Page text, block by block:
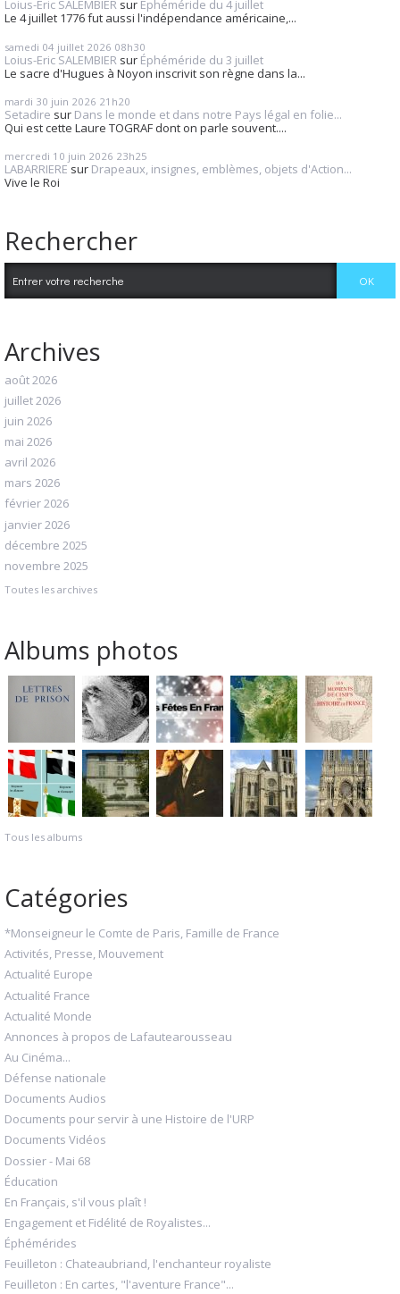
Loius-Eric SALEMBIER sur Éphéméride du 4 juillet
Le 4 juillet 1776 fut aussi l'indépendance américaine,...
samedi 04 juillet 2026 08h30
Loius-Eric SALEMBIER sur Éphéméride du 3 juillet
Le sacre d'Hugues à Noyon inscrivit son règne dans la...
mardi 30 juin 2026 21h20
Setadire sur Dans le monde et dans notre Pays légal en folie...
Qui est cette Laure TOGRAF dont on parle souvent....
mercredi 10 juin 2026 23h25
LABARRIERE sur Drapeaux, insignes, emblèmes, objets d'Action...
Vive le Roi
Rechercher
Archives
août 2026
juillet 2026
juin 2026
mai 2026
avril 2026
mars 2026
février 2026
janvier 2026
décembre 2025
novembre 2025
Toutes les archives
Albums photos
Tous les albums
Catégories
*Monseigneur le Comte de Paris, Famille de France
Activités, Presse, Mouvement
Actualité Europe
Actualité France
Actualité Monde
Annonces à propos de Lafautearousseau
Au Cinéma...
Défense nationale
Documents Audios
Documents pour servir à une Histoire de l'URP
Documents Vidéos
Dossier - Mai 68
Éducation
En Français, s'il vous plaît !
Engagement et Fidélité de Royalistes...
Éphémérides
Feuilleton : Chateaubriand, l'enchanteur royaliste
Feuilleton : En cartes, "l'aventure France"...